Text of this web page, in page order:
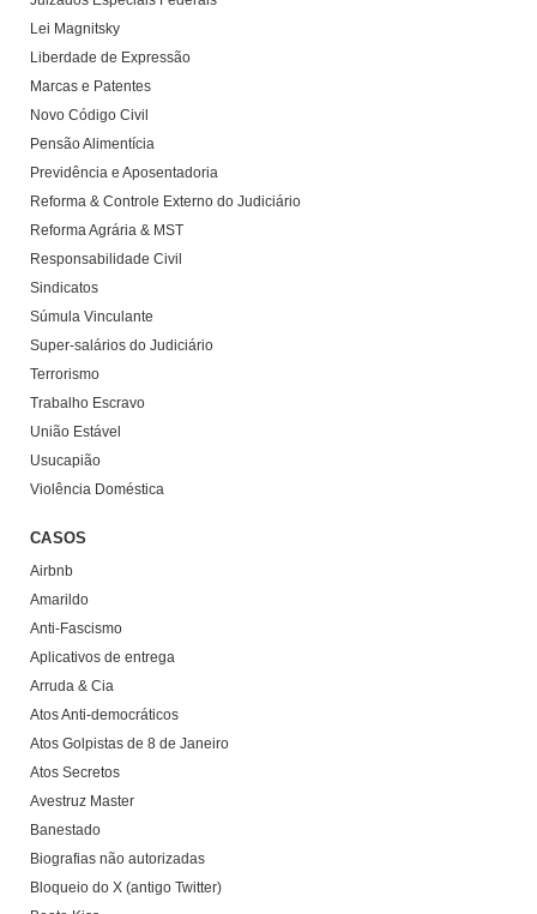
Lei Magnitsky
Liberdade de Expressão
Marcas e Patentes
Novo Código Civil
Pensão Alimentícia
Previdência e Aposentadoria
Reforma & Controle Externo do Judiciário
Reforma Agrária & MST
Responsabilidade Civil
Sindicatos
Súmula Vinculante
Super-salários do Judiciário
Terrorismo
Trabalho Escravo
União Estável
Usucapião
Violência Doméstica
CASOS
Airbnb
Amarildo
Anti-Fascismo
Aplicativos de entrega
Arruda & Cia
Atos Anti-democráticos
Atos Golpistas de 8 de Janeiro
Atos Secretos
Avestruz Master
Banestado
Biografias não autorizadas
Bloqueio do X (antigo Twitter)